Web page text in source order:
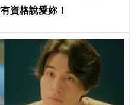
資格說愛妳！